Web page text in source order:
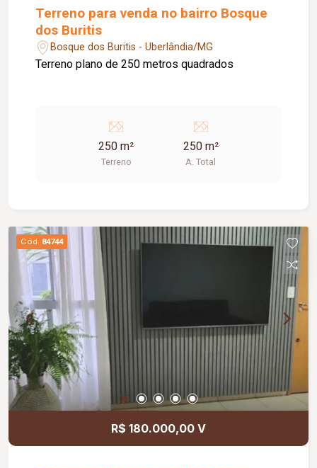
Terreno para venda no bairro Bosque
dos Buritis
Bosque dos Buritis - Uberlândia/MG
Terreno plano de 250 metros quadrados
250 m²
Terreno
250 m²
A. Total
Cód. 84744
R$ 180.000,00 V